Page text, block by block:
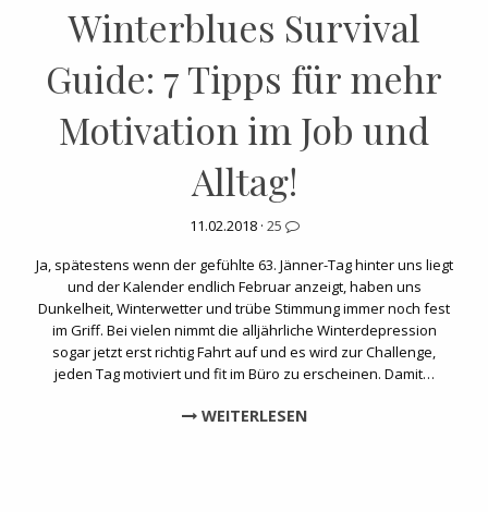
Winterblues Survival
Guide: 7 Tipps für mehr
Motivation im Job und
Alltag!
11.02.2018 · 25
Ja, spätestens wenn der gefühlte 63. Jänner-Tag hinter uns liegt
und der Kalender endlich Februar anzeigt, haben uns
Dunkelheit, Winterwetter und trübe Stimmung immer noch fest
im Griff. Bei vielen nimmt die alljährliche Winterdepression
sogar jetzt erst richtig Fahrt auf und es wird zur Challenge,
jeden Tag motiviert und fit im Büro zu erscheinen. Damit…
WEITERLESEN